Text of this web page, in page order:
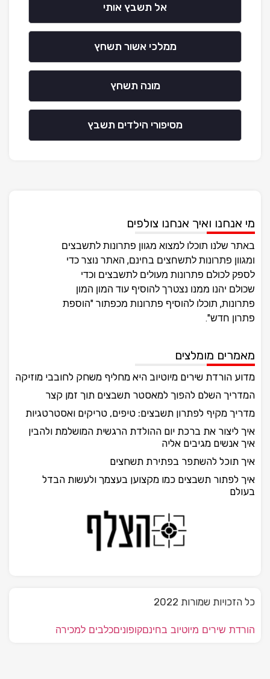
אל תשבץ אותי
ממלכי אשור תשחץ
מונה תשחץ
מסיפורי הילדים תשבץ
מי אנחנו ואיך אנחנו צולפים
באתר שלנו תוכלו למצוא מגוון פתרונות לתשבצים
ומגוון פתרונות לתשחצים בחינם, האתר נוצר כדי
לספק לכולם פתרונות מעולים לתשבצים וכדי
שכולם יהנו ממנו נצטרך להוסיף עוד המון המון
פתרונות, תוכלו להוסיף פתרונות מכפתור "הוספת
פתרון חדש".
מאמרים מומלצים
מדוע הורדת שירים מיוטיוב היא מחליף משחק לחובבי מוזיקה
המדריך השלם להפוך למאסטר תשבצים תוך זמן קצר
מדריך מקיף לפתרון תשבצים: טיפים, טריקים ואסטרטגיות
איך ליצור את ברכת יום ההולדת הרגשית המושלמת ולהבין
איך אנשים מגיבים אליה
איך תוכל להשתפר בפתירת תשחצים
איך לפתור תשבצים כמו מקצוען בעצמך ולעשות הבדל
בעולם
כל הזכויות שמורות 2022
הורדת שירים מיוטיוב בחינםקופוניםכלבים למכירה